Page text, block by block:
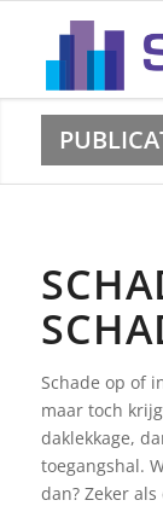
Schade op of
maar toch
daklekkage,
toegangshal.
dan? Zeker